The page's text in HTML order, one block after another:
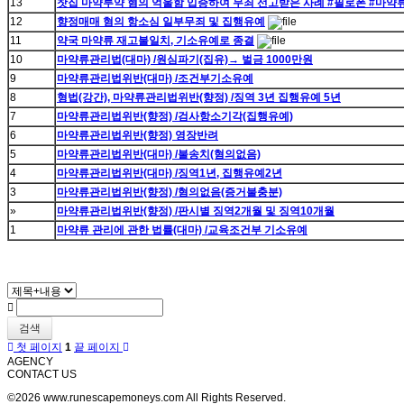
13 찻집 마약투약 혐의 억울함 입증하여 무죄 선고받은 사례 #필로폰 #마약
12
향정매매 혐의 항소심 일부무죄 및 집행유예
11
약국 마약류 재고불일치, 기소유예로 종결
10
마약류관리법(대마) /원심파기(집유)→ 벌금 1000만원
9
마약류관리법위반(대마) /조건부기소유예
8
형법(강간), 마약류관리법위반(향정) /징역 3년 집행유예 5년
7
마약류관리법위반(향정) /검사항소기각(집행유예)
6
마약류관리법위반(향정) 영장반려
5
마약류관리법위반(대마) /불송치(혐의없음)
4
마약류관리법위반(대마) /징역1년, 집행유예2년
3
마약류관리법위반(향정) /혐의없음(증거불충분)
»
마약류관리법위반(향정) /판시별 징역2개월 및 징역10개월
1
마약류 관리에 관한 법률(대마) /교육조건부 기소유예
검색
첫 페이지 1 끝 페이지
AGENCY
CONTACT US
©2026 www.runescapemoneys.com All Rights Reserved.